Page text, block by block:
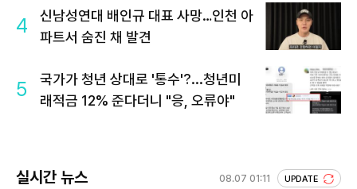
4
신남성연대 배인규 대표 사망…인천 아
파트서 숨진 채 발견
5
국가가 청년 상대로 '통수'?...청년미
래적금 12% 준다더니 "응, 오류야"
실시간 뉴스 08.07 01:11 UPDATE